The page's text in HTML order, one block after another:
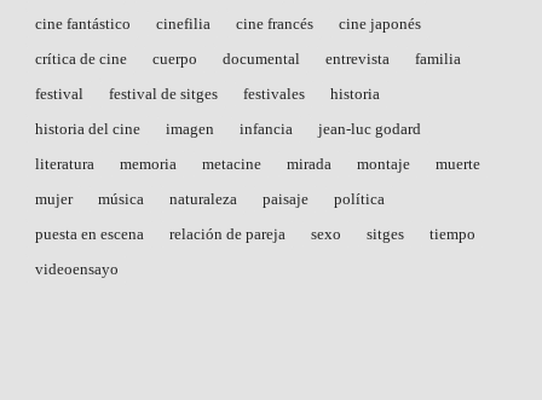
cine fantástico
cinefilia cine francés
cine japonés
crítica de cine
cuerpo documental entrevista
familia
festival
festival de sitges festivales
historia
historia del cine
imagen infancia
jean-luc godard
literatura
memoria metacine mirada montaje
muerte
mujer
música naturaleza paisaje
política
puesta en escena
relación de pareja sexo sitges
tiempo
videoensayo